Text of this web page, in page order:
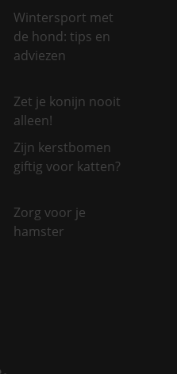
Wintersport met
de hond: tips en
adviezen
Zet je konijn nooit
alleen!
Zijn kerstbomen
giftig voor katten?
Zorg voor je
hamster